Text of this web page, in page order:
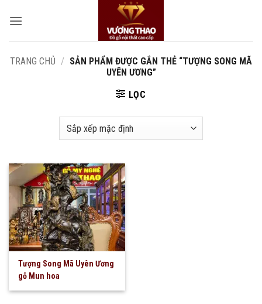
qua
TRANG CHỦ / SẢN PHẨM ĐƯỢC GẮN THẺ “TƯỢNG SONG MÃ
UYÊN ƯƠNG”
LỌC
Tượng Song Mã Uyên Ương
gỗ Mun hoa